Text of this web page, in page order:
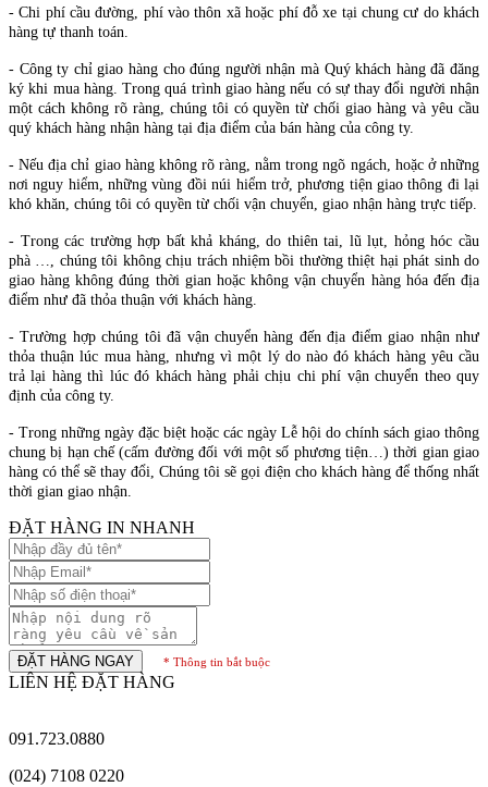
- Chi phí cầu đường, phí vào thôn xã hoặc phí đỗ xe tại chung cư do khách
hàng tự thanh toán.
- Công ty chỉ giao hàng cho đúng người nhận mà Quý khách hàng đã đăng
ký khi mua hàng. Trong quá trình giao hàng nếu có sự thay đổi người nhận
một cách không rõ ràng, chúng tôi có quyền từ chối giao hàng và yêu cầu
quý khách hàng nhận hàng tại địa điểm của bán hàng của công ty.
- Nếu địa chỉ giao hàng không rõ ràng, nằm trong ngõ ngách, hoặc ở những
nơi nguy hiểm, những vùng đồi núi hiểm trở, phương tiện giao thông đi lại
khó khăn, chúng tôi có quyền từ chối vận chuyển, giao nhận hàng trực tiếp.
- Trong các trường hợp bất khả kháng, do thiên tai, lũ lụt, hỏng hóc cầu
phà …, chúng tôi không chịu trách nhiệm bồi thường thiệt hại phát sinh do
giao hàng không đúng thời gian hoặc không vận chuyển hàng hóa đến địa
điểm như đã thỏa thuận với khách hàng.
- Trường hợp chúng tôi đã vận chuyển hàng đến địa điểm giao nhận như
thỏa thuận lúc mua hàng, nhưng vì một lý do nào đó khách hàng yêu cầu
trả lại hàng thì lúc đó khách hàng phải chịu chi phí vận chuyển theo quy
định của công ty.
- Trong những ngày đặc biệt hoặc các ngày Lễ hội do chính sách giao thông
chung bị hạn chế (cấm đường đối với một số phương tiện…) thời gian giao
hàng có thể sẽ thay đổi, Chúng tôi sẽ gọi điện cho khách hàng để thống nhất
thời gian giao nhận.
ĐẶT HÀNG IN NHANH
ĐẶT HÀNG NGAY * Thông tin bắt buộc
LIÊN HỆ ĐẶT HÀNG
091.723.0880
(024) 7108 0220